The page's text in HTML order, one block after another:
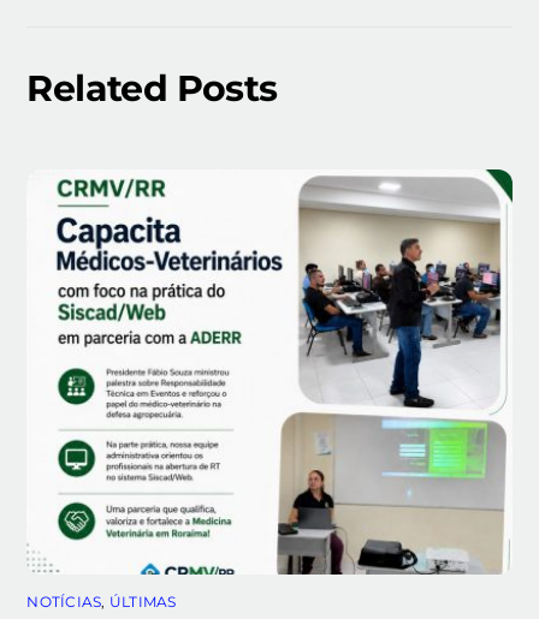
Related Posts
NOTÍCIAS, ÚLTIMAS